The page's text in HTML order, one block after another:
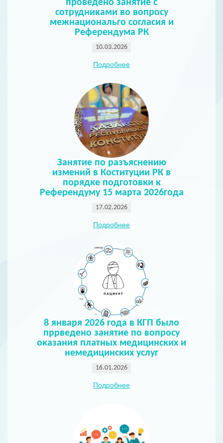
проведено занятие с
сотрудниками во вопросу
межнациональго согласия и
Референдума РК
10.03.2026
Подробнее
Занятие по разъяснению
измений в Коституции РК в
порядке подготовки к
Референдуму 15 марта 2026года
17.02.2026
Подробнее
8 января 2026 года в КГП было
пррведено занятие по вопросу
оказания платных медицинских и
немедицинских услуг
16.01.2026
Подробнее